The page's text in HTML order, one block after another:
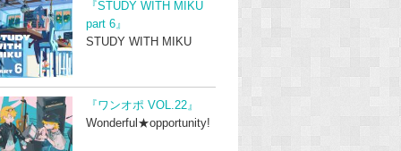
『STUDY WITH MIKU
part 6』
STUDY WITH MIKU
『ワンオポ VOL.22』
Wonderful★opportunity!